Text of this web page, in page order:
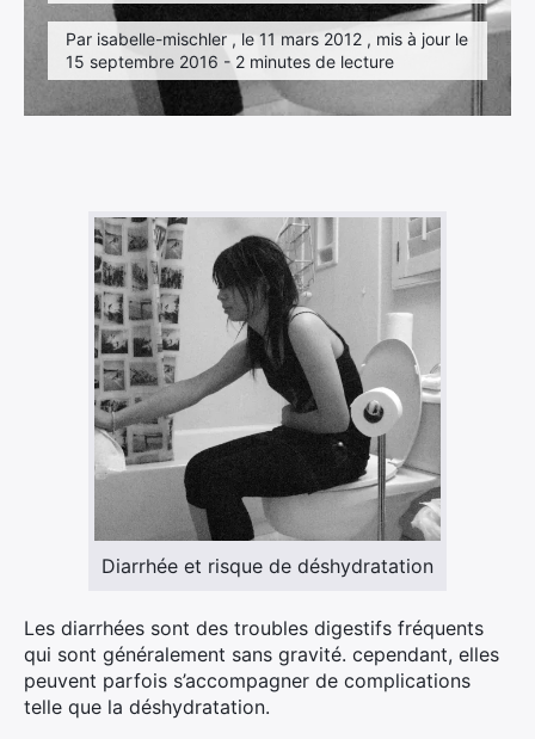
Par isabelle-mischler , le 11 mars 2012 , mis à jour le
15 septembre 2016 - 2 minutes de lecture
Diarrhée et risque de déshydratation
Les diarrhées sont des troubles digestifs fréquents
qui sont généralement sans gravité. cependant, elles
peuvent parfois s’accompagner de complications
telle que la déshydratation.